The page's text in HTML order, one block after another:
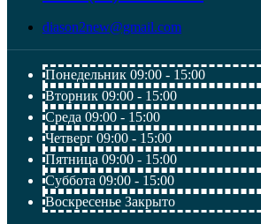
diason2new@gmail.com
Понедельник 09:00 - 15:00
Вторник 09:00 - 15:00
Среда 09:00 - 15:00
Четверг 09:00 - 15:00
Пятница 09:00 - 15:00
Суббота 09:00 - 15:00
Воскресенье Закрыто